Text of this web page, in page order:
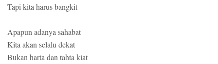
Tapi kita harus bangkit
Apapun adanya sahabat
Kita akan selalu dekat
Bukan harta dan tahta kiat